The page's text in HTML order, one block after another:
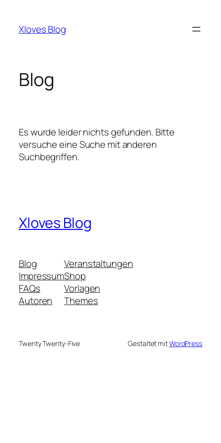
springen
Xloves Blog
Blog
Es wurde leider nichts gefunden. Bitte
versuche eine Suche mit anderen
Suchbegriffen.
Xloves Blog
Blog
Impressum
FAQs
Autoren
Veranstaltungen
Shop
Vorlagen
Themes
Twenty Twenty-Five Gestaltet mitWordPress